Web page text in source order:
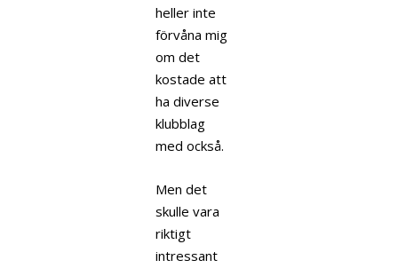
heller inte
förvåna mig
om det
kostade att
ha diverse
klubblag
med också.
Men det
skulle vara
riktigt
intressant